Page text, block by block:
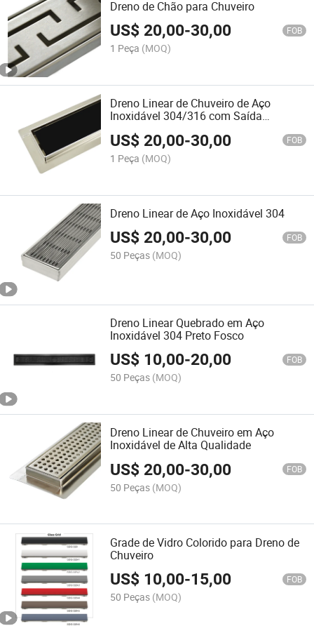
Dreno de Chão para Chuveiro
US$20,00-30,00 FOB
1 Peça (MOQ)
Dreno Linear de Chuveiro de Aço
Inoxidável 304/316 com Saída
US$20,00-30,00 FOB
1 Peça (MOQ)
Dreno Linear de Aço Inoxidável 304
US$20,00-30,00 FOB
50 Peças (MOQ)
Dreno Linear Quebrado em Aço
Inoxidável 304 Preto Fosco
US$ 10,00-20,00 FOB
50 Peças (MOQ)
Dreno Linear de Chuveiro em Aço
Inoxidável de Alta Qualidade
US$20,00-30,00 FOB
50 Peças (MOQ)
Grade de Vidro Colorido para Dreno de
Chuveiro
US$ 10,00-15,00 FOB
50 Peças (MOQ)